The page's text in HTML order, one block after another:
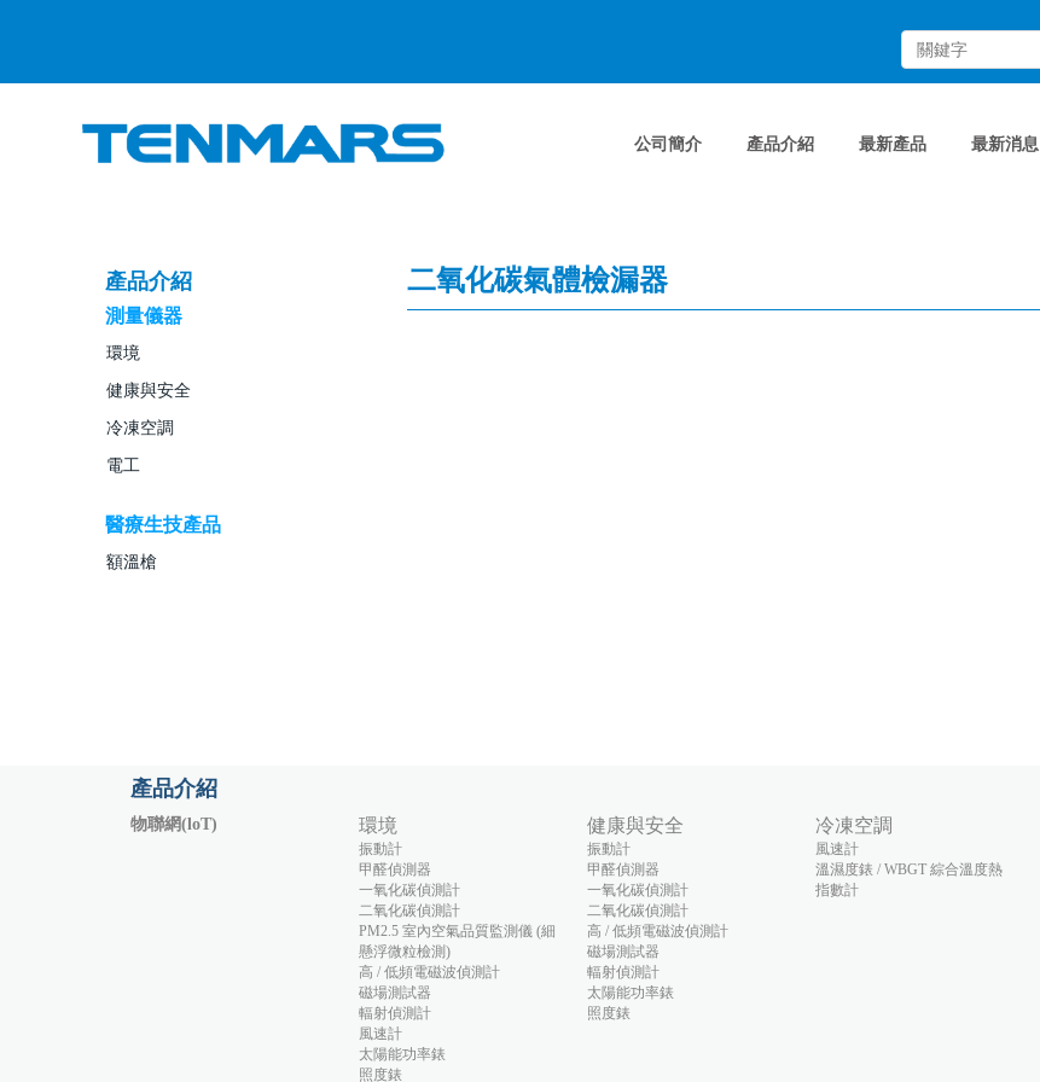
公司簡介 產品介紹 最新產品 最新消息
產品介紹
測量儀器
環境
健康與安全
冷凍空調
電工
醫療生技產品
額溫槍
二氧化碳氣體檢漏器
產品介紹
物聯網(loT) 環境
振動計
甲醛偵測器
一氧化碳偵測計
二氧化碳偵測計
PM2.5 室內空氣品質監測儀 (細
懸浮微粒檢測)
高 / 低頻電磁波偵測計
磁場測試器
輻射偵測計
風速計
太陽能功率錶
照度錶
健康與安全
振動計
甲醛偵測器
一氧化碳偵測計
二氧化碳偵測計
高 / 低頻電磁波偵測計
磁場測試器
輻射偵測計
太陽能功率錶
照度錶
冷凍空調
風速計
溫濕度錶 / WBGT 綜合溫度熱
指數計